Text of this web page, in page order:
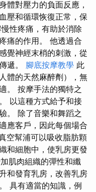
體對壓力的負面反應，
壓和循環恢復正常，保
性疼痛，有助於消除
痛的作用。 他透過合
覺神經末梢的刺激，從
遞。 腳底按摩教學 此
體的天然麻醉劑），無
。 按摩手法的獨特之
以這種方式給予和接
。 除了音樂和舞蹈之
應客戶，因此每個場合
空幫浦可以吸收脂肪顆
和細胞中，使乳房更發
肌肉組織的彈性和纖
和發育乳房，改善乳房
具有適當的知識，例